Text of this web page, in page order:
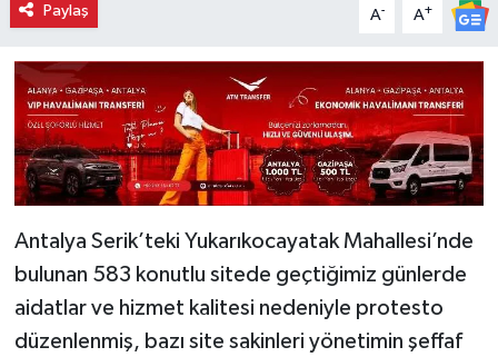
Paylaş A- A+
Antalya Serik’teki Yukarıkocayatak Mahallesi’nde
bulunan 583 konutlu sitede geçtiğimiz günlerde
aidatlar ve hizmet kalitesi nedeniyle protesto
düzenlenmiş, bazı site sakinleri yönetimin şeffaf